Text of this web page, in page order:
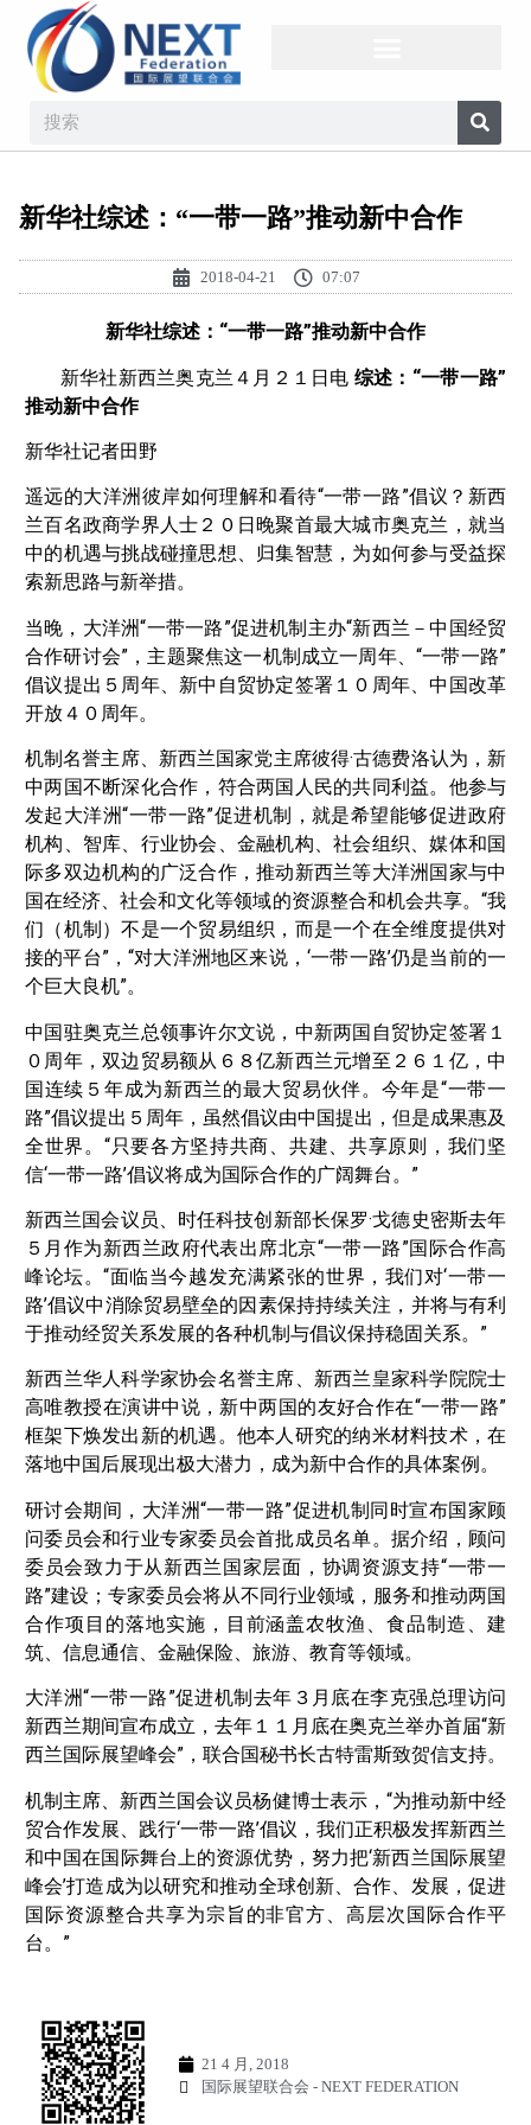
新华社综述：“一带一路”推动新中合作
2018-04-21 07:07
新华社综述： “一带一路”推动新中合作
新华社新西兰奥克兰４月２１日电 综述： “一带一路”
推动新中合作
新华社记者田野
遥远的大洋洲彼岸如何理解和看待“一带一路”倡议？新西
兰百名政商学界人士２０日晚聚首最大城市奥克兰，就当
中的机遇与挑战碰撞思想、归集智慧，为如何参与受益探
索新思路与新举措。
当晚，大洋洲“一带一路”促进机制主办“新西兰－中国经贸
合作研讨会”，主题聚焦这一机制成立一周年、“一带一路”
倡议提出５周年、新中自贸协定签署１０周年、中国改革
开放４０周年。
机制名誉主席、新西兰国家党主席彼得·古德费洛认为，新
中两国不断深化合作，符合两国人民的共同利益。他参与
发起大洋洲“一带一路”促进机制，就是希望能够促进政府
机构、智库、行业协会、金融机构、社会组织、媒体和国
际多双边机构的广泛合作，推动新西兰等大洋洲国家与中
国在经济、社会和文化等领域的资源整合和机会共享。“我
们（机制）不是一个贸易组织，而是一个在全维度提供对
接的平台”，“对大洋洲地区来说，‘一带一路’仍是当前的一
个巨大良机”。
中国驻奥克兰总领事许尔文说，中新两国自贸协定签署１
０周年，双边贸易额从６８亿新西兰元增至２６１亿，中
国连续５年成为新西兰的最大贸易伙伴。今年是“一带一
路”倡议提出５周年，虽然倡议由中国提出，但是成果惠及
全世界。“只要各方坚持共商、共建、共享原则，我们坚
信‘一带一路’倡议将成为国际合作的广阔舞台。”
新西兰国会议员、时任科技创新部长保罗·戈德史密斯去年
５月作为新西兰政府代表出席北京“一带一路”国际合作高
峰论坛。“面临当今越发充满紧张的世界，我们对‘一带一
路’倡议中消除贸易壁垒的因素保持持续关注，并将与有利
于推动经贸关系发展的各种机制与倡议保持稳固关系。”
新西兰华人科学家协会名誉主席、新西兰皇家科学院院士
高唯教授在演讲中说，新中两国的友好合作在“一带一路”
框架下焕发出新的机遇。他本人研究的纳米材料技术，在
落地中国后展现出极大潜力，成为新中合作的具体案例。
研讨会期间，大洋洲“一带一路”促进机制同时宣布国家顾
问委员会和行业专家委员会首批成员名单。据介绍，顾问
委员会致力于从新西兰国家层面，协调资源支持“一带一
路”建设；专家委员会将从不同行业领域，服务和推动两国
合作项目的落地实施，目前涵盖农牧渔、食品制造、建
筑、信息通信、金融保险、旅游、教育等领域。
大洋洲“一带一路”促进机制去年３月底在李克强总理访问
新西兰期间宣布成立，去年１１月底在奥克兰举办首届“新
西兰国际展望峰会”，联合国秘书长古特雷斯致贺信支持。
机制主席、新西兰国会议员杨健博士表示，“为推动新中经
贸合作发展、践行‘一带一路’倡议，我们正积极发挥新西兰
和中国在国际舞台上的资源优势，努力把‘新西兰国际展望
峰会’打造成为以研究和推动全球创新、合作、发展，促进
国际资源整合共享为宗旨的非官方、高层次国际合作平
台。”
21 4 月, 2018
国际展望联合会 - NEXT FEDERATION